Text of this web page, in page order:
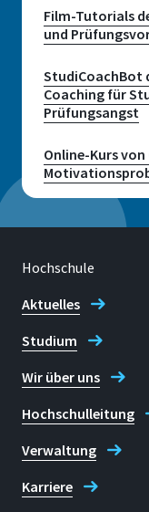
Adresse
Grantham-
53757, Sankt
Kontaktzeiten
schildern und
+49 2241 865
Film-Tutorials
und
StudiCoachBot
Coaching für
Prüfungsangst
Online-Kurs von
Hochschule
Aktuelles
Studium
Wir über uns
Hochschulleitung
Verwaltung
Karriere